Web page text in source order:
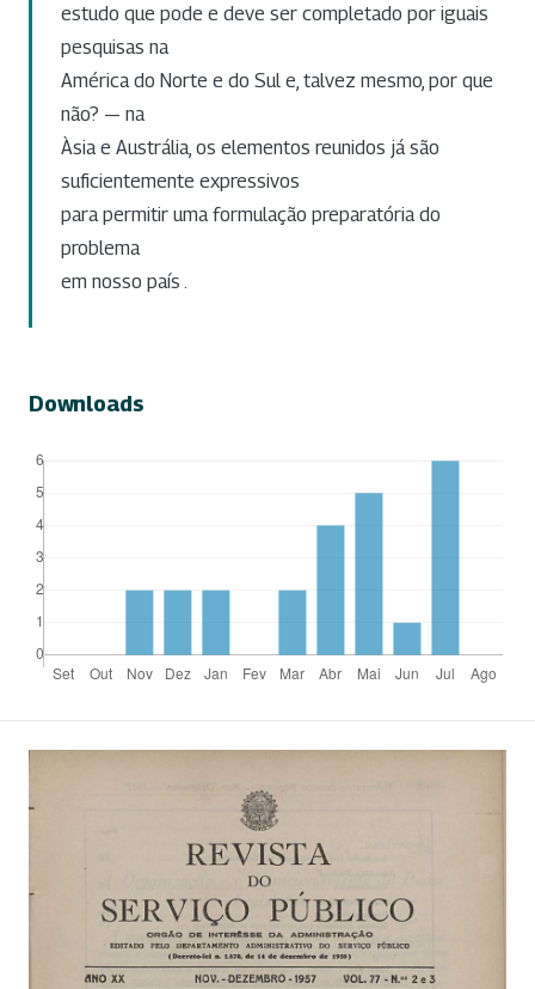
estudo que pode e deve ser completado por iguais
pesquisas na
América do Norte e do Sul e, talvez mesmo, por que
não? — na
Àsia e Austrália, os elementos reunidos já são
suficientemente expressivos
para permitir uma formulação preparatória do
problema
em nosso país .
Downloads